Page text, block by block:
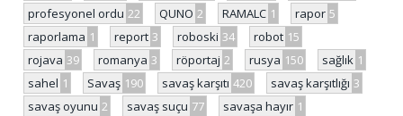
profesyonel ordu 22 QUNO 2 RAMALC 1 rapor 5
raporlama 1 report 3 roboski 34 robot 15
rojava 39 romanya 3 röportaj 2 rusya 150 sağlık 1
sahel 1 Savaş 190 savaş karşıtı 420 savaş karşıtlığı 3
savaş oyunu 2 savaş suçu 77 savaşa hayır 1